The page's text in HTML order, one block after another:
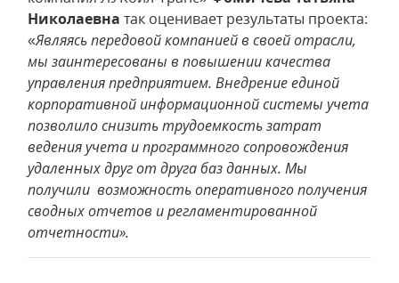
Николаевна так оценивает результаты проекта:
«Являясь передовой компанией в своей отрасли,
мы заинтересованы в повышении качества
управления предприятием. Внедрение единой
корпоративной информационной системы учета
позволило снизить трудоемкость затрат
ведения учета и программного сопровождения
удаленных друг от друга баз данных. Мы
получили возможность оперативного получения
сводных отчетов и регламентированной
отчетности».